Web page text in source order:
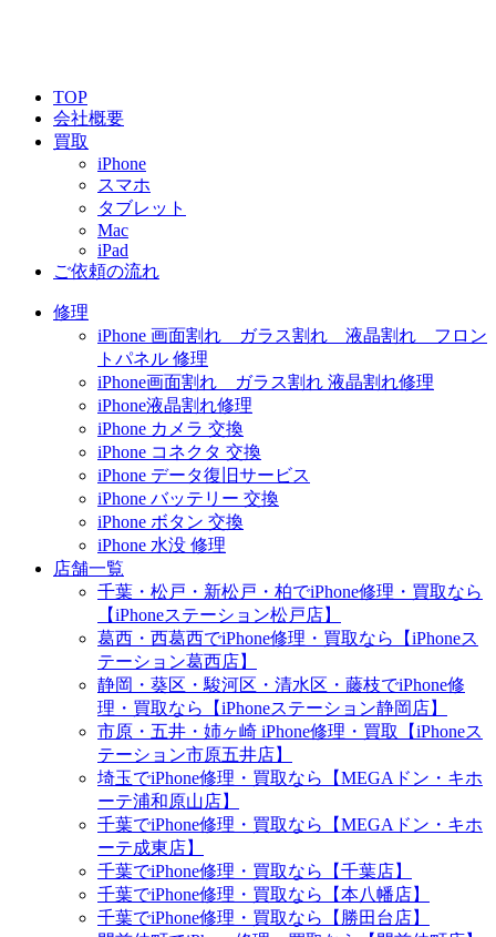
TOP
会社概要
買取
iPhone
スマホ
タブレット
Mac
iPad
ご依頼の流れ
修理
iPhone 画面割れ ガラス割れ 液晶割れ フロン
トパネル 修理
iPhone画面割れ ガラス割れ 液晶割れ修理
iPhone液晶割れ修理
iPhone カメラ 交換
iPhone コネクタ 交換
iPhone データ復旧サービス
iPhone バッテリー 交換
iPhone ボタン 交換
iPhone 水没 修理
店舗一覧
千葉・松戸・新松戸・柏でiPhone修理・買取なら
【iPhoneステーション松戸店】
葛西・西葛西でiPhone修理・買取なら【iPhoneス
テーション葛西店】
静岡・葵区・駿河区・清水区・藤枝でiPhone修
理・買取なら【iPhoneステーション静岡店】
市原・五井・姉ヶ崎 iPhone修理・買取【iPhoneス
テーション市原五井店】
埼玉でiPhone修理・買取なら【MEGAドン・キホ
ーテ浦和原山店】
千葉でiPhone修理・買取なら【MEGAドン・キホ
ーテ成東店】
千葉でiPhone修理・買取なら【千葉店】
千葉でiPhone修理・買取なら【本八幡店】
千葉でiPhone修理・買取なら【勝田台店】